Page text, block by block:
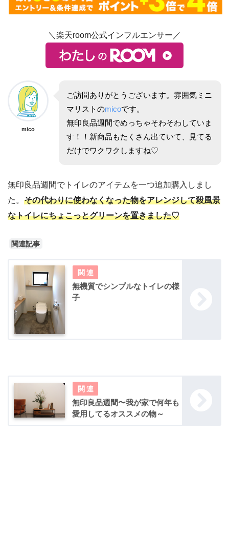
＼楽天room公式インフルエンサー／
mico
ご訪問ありがとうございます。雰囲気ミニ
マリストのmicoです。
無印良品週間でめっちゃそわそわしていま
す！！新商品もたくさん出ていて、見てる
だけでワクワクしますね♡
無印良品週間でトイレのアイテムを一つ追加購入しまし
た。 その代わりに使わなくなった物をアレンジして殺風景
なトイレにちょこっとグリーンを置きました♡
関連記事
無機質でシンプルなトイレの様
子
無印良品週間〜我が家で何年も
愛用してるオススメの物～